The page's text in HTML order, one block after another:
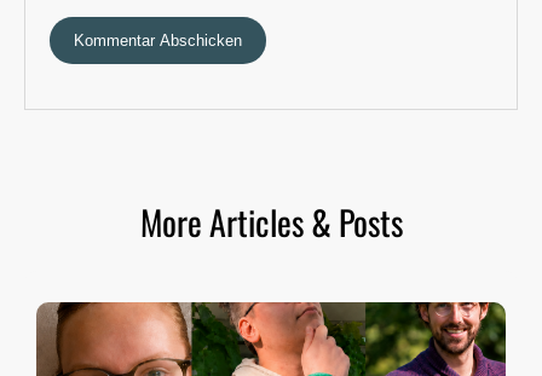
More Articles & Posts